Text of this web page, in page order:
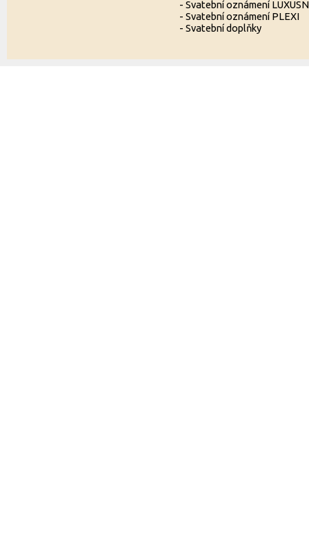
- Svatební oznámení
- Svatební oznámení PLEXI
- Svatební doplňky